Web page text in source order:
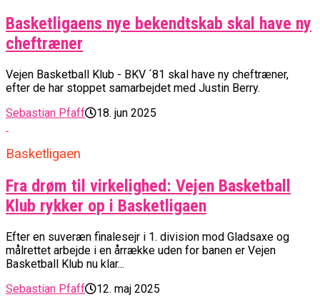
Basketligaens nye bekendtskab skal have ny
cheftræner
Vejen Basketball Klub - BKV ´81 skal have ny cheftræner,
efter de har stoppet samarbejdet med Justin Berry.
Sebastian Pfaff
18. jun 2025
Basketligaen
Fra drøm til virkelighed: Vejen Basketball
Klub rykker op i Basketligaen
Efter en suveræn finalesejr i 1. division mod Gladsaxe og
målrettet arbejde i en årrække uden for banen er Vejen
Basketball Klub nu klar...
Sebastian Pfaff
12. maj 2025